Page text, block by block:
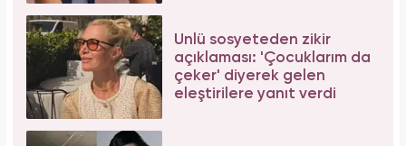
Ünlü sosyeteden zikir
açıklaması: 'Çocuklarım da
çeker' diyerek gelen
eleştirilere yanıt verdi